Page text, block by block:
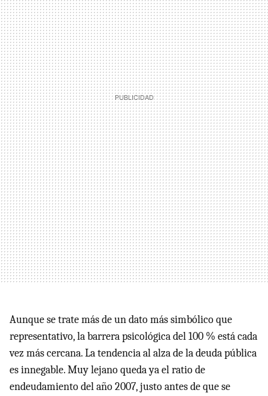
Aunque se trate más de un dato más simbólico que
representativo, la barrera psicológica del 100 % está cada
vez más cercana. La tendencia al alza de la deuda pública
es innegable. Muy lejano queda ya el ratio de
endeudamiento del año 2007, justo antes de que se